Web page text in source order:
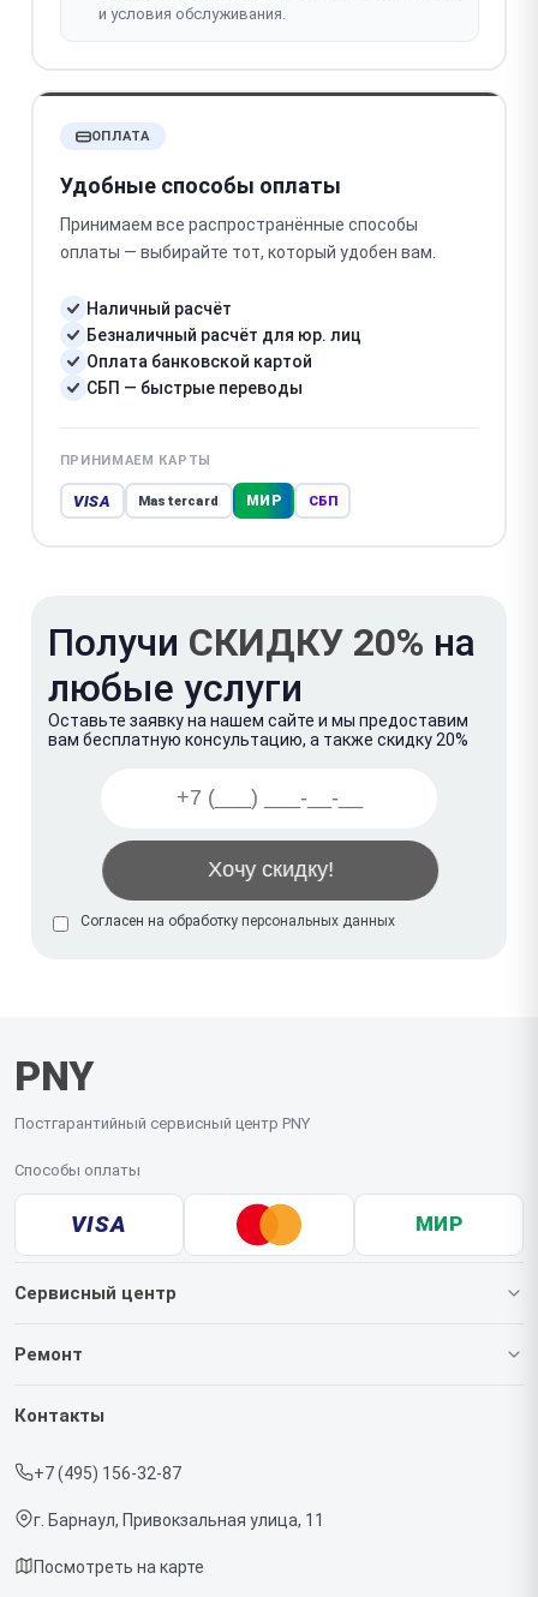
и условия обслуживания.
ОПЛАТА
Удобные способы оплаты
Принимаем все распространённые способы
оплаты — выбирайте тот, который удобен вам.
Наличный расчёт
Безналичный расчёт для юр. лиц
Оплата банковской картой
СБП — быстрые переводы
ПРИНИМАЕМ КАРТЫ
VISA Mastercard МИР СБП
Получи СКИДКУ 20% на
любые услуги
Оставьте заявку на нашем сайте и мы предоставим
вам бесплатную консультацию, а также скидку 20%
Согласен на обработку персональных данных
PNY
Постгарантийный сервисный центр PNY
Способы оплаты
VISA МИР
Сервисный центр
О нашем сервисе
Срочный ремонт
Доставка и способы оплаты
Диагностика
Ремонт
Видеокарт
Контакты
+7 (495) 156-32-87
г. Барнаул, Привокзальная улица, 11
Посмотреть на карте